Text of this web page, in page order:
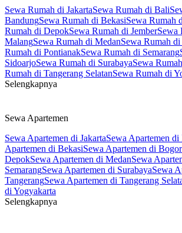
Sewa Rumah di JakartaSewa Rumah di Bali
BandungSewa Rumah di BekasiSewa Rumah
Rumah di DepokSewa Rumah di JemberSewa
MalangSewa Rumah di MedanSewa Rumah
Rumah di PontianakSewa Rumah di Semarang
SidoarjoSewa Rumah di SurabayaSewa
Rumah di Tangerang SelatanSewa Rumah di
Selengkapnya
Sewa Apartemen
Sewa Apartemen di JakartaSewa Apartemen
Apartemen di BekasiSewa Apartemen di Bogor
DepokSewa Apartemen di MedanSewa
SemarangSewa Apartemen di SurabayaSewa
TangerangSewa Apartemen di Tangerang
di Yogyakarta
Selengkapnya